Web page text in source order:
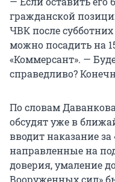
гражданской
ЧВК после
можно посадить на
«Коммерсант». —
справедливо?
По словам
обсудят уже в
вводит наказание
направленные на
доверия, умаление
Вооруженных сил»